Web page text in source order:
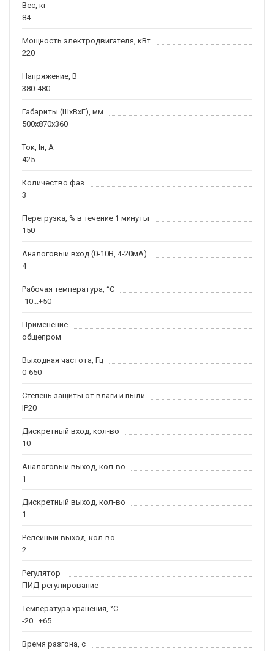
Вес, кг
84
Мощность электродвигателя, кВт
220
Напряжение, В
380-480
Габариты (ШхВхГ), мм
500х870х360
Ток, Iн, А
425
Количество фаз
3
Перегрузка, % в течение 1 минуты
150
Аналоговый вход (0-10В, 4-20мА)
4
Рабочая температура, °С
-10...+50
Применение
общепром
Выходная частота, Гц
0-650
Степень защиты от влаги и пыли
IP20
Дискретный вход, кол-во
10
Аналоговый выход, кол-во
1
Дискретный выход, кол-во
1
Релейный выход, кол-во
2
Регулятор
ПИД-регулирование
Температура хранения, °С
-20...+65
Время разгона, с